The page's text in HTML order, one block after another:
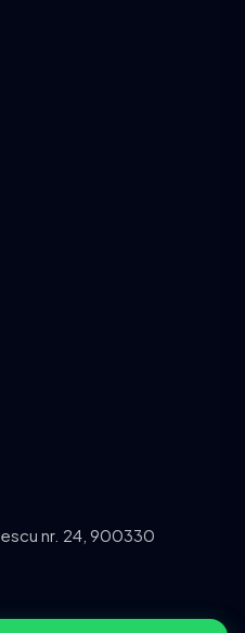
nr. 24, 900330